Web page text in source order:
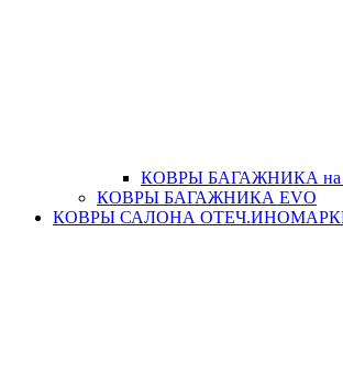
КОВРЫ БАГАЖНИКА
КОВРЫ БАГАЖНИКА EVO
КОВРЫ САЛОНА